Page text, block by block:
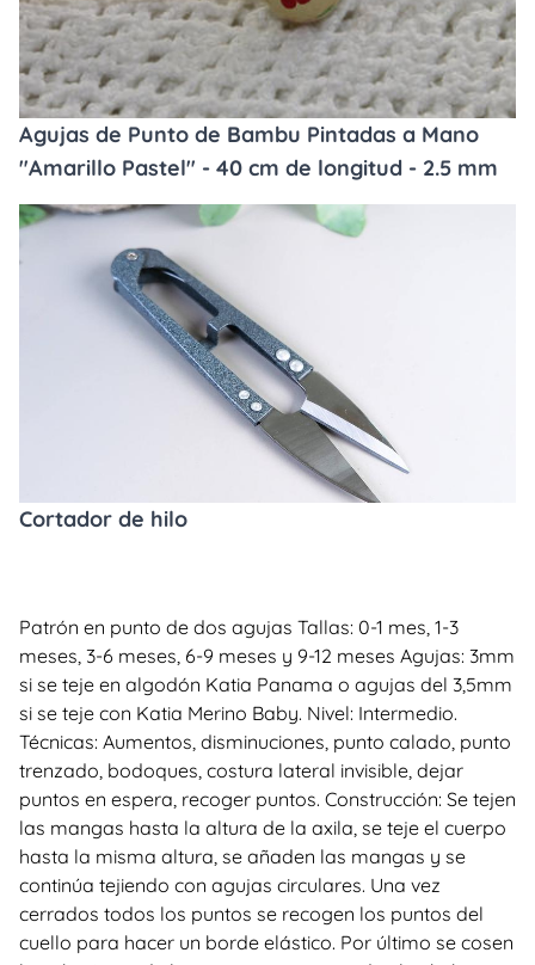
Agujas de Punto de Bambu Pintadas a Mano
"Amarillo Pastel" - 40 cm de longitud - 2.5 mm
Cortador de hilo
Patrón en punto de dos agujas Tallas: 0-1 mes, 1-3
meses, 3-6 meses, 6-9 meses y 9-12 meses Agujas: 3mm
si se teje en algodón Katia Panama o agujas del 3,5mm
si se teje con Katia Merino Baby. Nivel: Intermedio.
Técnicas: Aumentos, disminuciones, punto calado, punto
trenzado, bodoques, costura lateral invisible, dejar
puntos en espera, recoger puntos. Construcción: Se tejen
las mangas hasta la altura de la axila, se teje el cuerpo
hasta la misma altura, se añaden las mangas y se
continúa tejiendo con agujas circulares. Una vez
cerrados todos los puntos se recogen los puntos del
cuello para hacer un borde elástico. Por último se cosen